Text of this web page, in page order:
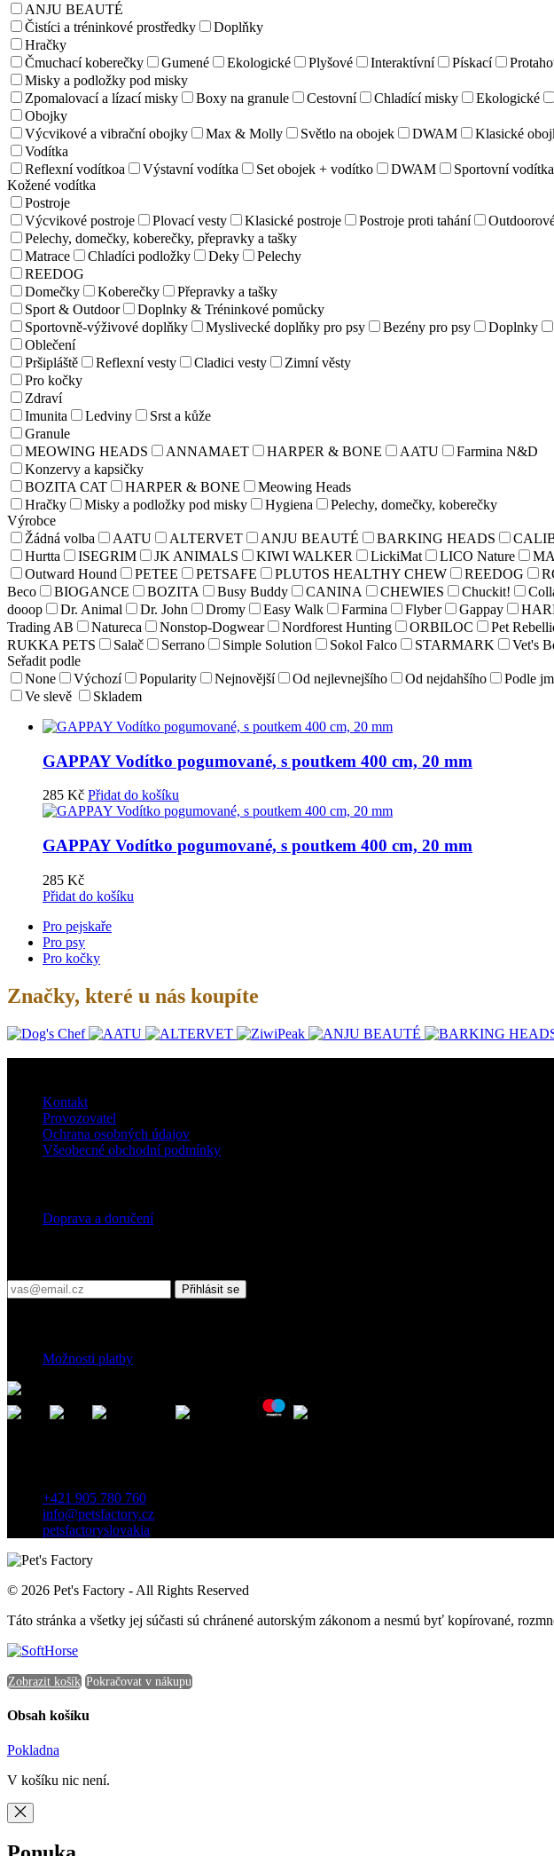
ANJU BEAUTÉ
Čistíci a tréninkové prostředky
Doplňky
Hračky
Čmuchací koberečky
Gumené Ekologické Plyšové Interaktívní Pískací
Misky a podložky pod misky
Zpomalovací a lízací misky
Boxy na granule Cestovní Chladící misky Ekologické
Obojky
Výcvikové a vibrační obojky
Max & Molly Světlo na obojek DWAM Klasické
Vodítka
Reflexní vodítkoa
Výstavní vodítka Set obojek + vodítko DWAM Sportovní
Kožené vodítka
Postroje
Výcvikové postroje
Plovací vesty Klasické postroje Postroje proti tahání
Pelechy, domečky, koberečky, přepravky a tašky
Matrace
Chladíci podložky Deky
Pelechy
REEDOG
Domečky
Koberečky
Přepravky a tašky
Sport & Outdoor
Doplnky & Tréninkové pomůcky
Sportovně-výživové doplňky
Myslivecké doplňky pro psy Bezény pro psy Doplnky
Oblečení
Pršipláště
Reflexní vesty Cladici vesty
Zimní věsty
Pro kočky
Zdraví
Imunita
Ledviny
Srst a kůže
Granule
MEOWING HEADS
ANNAMAET HARPER & BONE AATU
Farmina N&D
Konzervy a kapsičky
BOZITA CAT
HARPER & BONE
Meowing Heads
Hračky
Misky a podložky pod misky Hygiena
Pelechy, domečky, koberečky
Výrobce
Žádná volba
AATU ALTERVET ANJU BEAUTÉ BARKING HEADS
Hurtta
ISEGRIM JK ANIMALS KIWI WALKER LickiMat LICO Nature
Outward Hound
PETEE PETSAFE PLUTOS HEALTHY CHEW REEDOG
Beco
BIOGANCE BOZITA Busy Buddy CANINA CHEWIES Chuckit!
dooop
Dr. Animal Dr. John Dromy Easy Walk Farmina Flyber Gappay
Trading AB
Natureca Nonstop-Dogwear Nordforest Hunting ORBILOC Pet
RUKKA PETS
Salač Serrano Simple Solution Sokol Falco STARMARK Vet's
Seřadit podle
None
Výchozí Popularity Nejnovější Od nejlevnejšího Od nejdahšího
Podle
Ve slevě
Skladem
GAPPAY Vodítko pogumované, s poutkem 400 cm, 20 mm
285 Kč Přidat do košíku
GAPPAY Vodítko pogumované, s poutkem 400 cm, 20 mm
285 Kč
Přidat do košíku
Pro pejskaře
Pro psy
Pro kočky
Značky, které u nás koupíte
Kontakt
Provozovatel
Ochrana osobných údajov
Všeobecné obchodní podmínky
Doprava a doručení
Přihlásit se
Možnosti platby
+421 905 780 760
info@petsfactory.cz
petsfactoryslovakia
© 2026 Pet's Factory - All Rights Reserved
Táto stránka a všetky jej súčasti sú chránené autorským zákonom a nesmú byť kopírované,
Zobrazit košík Pokračovat v nákupu
Obsah košíku
Pokladna
V košíku nic není.